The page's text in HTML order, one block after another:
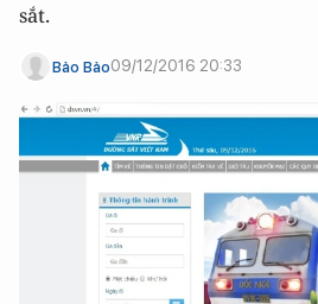
sắt.
Bảo Bảo09/12/2016 20:33